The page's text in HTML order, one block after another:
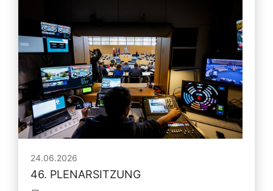
24.06.2026
46. PLENARSITZUNG